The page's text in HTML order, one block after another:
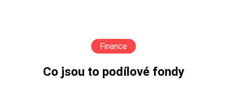
Finance
Co jsou to podílové fondy